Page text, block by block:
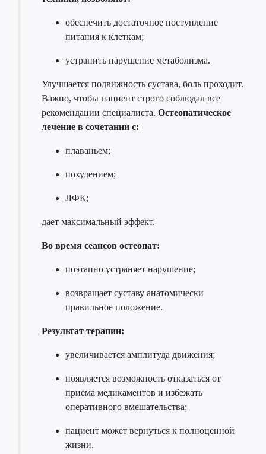
обеспечить достаточное поступление
питания к клеткам;
устранить нарушение метаболизма.
Улучшается подвижность сустава, боль проходит.
Важно, чтобы пациент строго соблюдал все
рекомендации специалиста. Остеопатическое
лечение в сочетании с:
плаваньем;
похудением;
ЛФК;
дает максимальный эффект.
Во время сеансов остеопат:
поэтапно устраняет нарушение;
возвращает суставу анатомически
правильное положение.
Результат терапии:
увеличивается амплитуда движения;
появляется возможность отказаться от
приема медикаментов и избежать
оперативного вмешательства;
пациент может вернуться к полноценной
жизни.